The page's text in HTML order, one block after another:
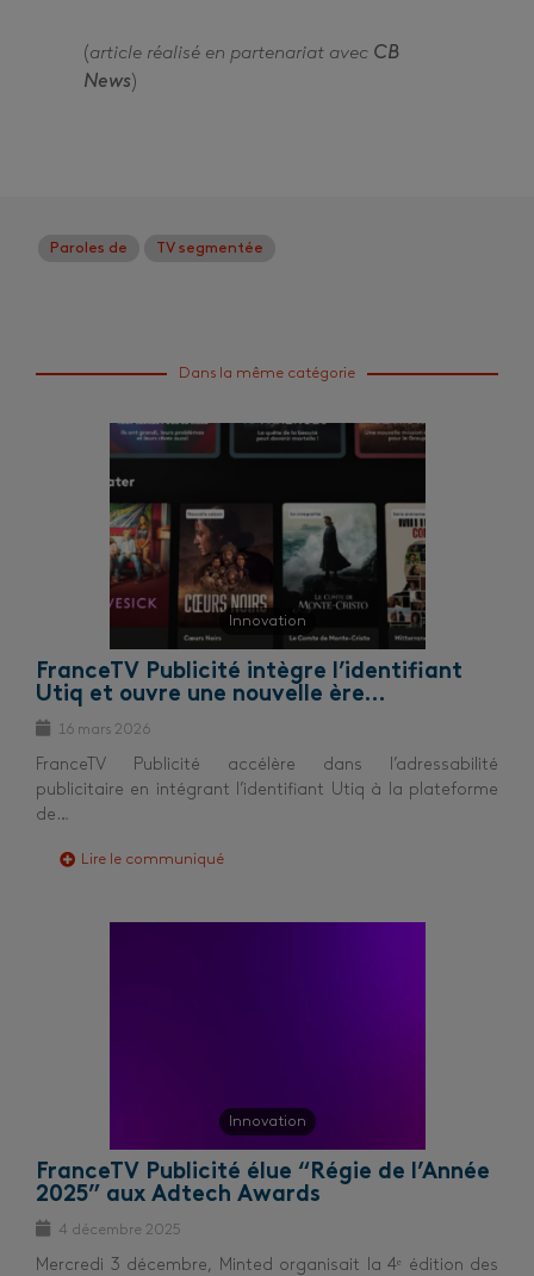
(article réalisé en partenariat avec CB
News)
Paroles de TV segmentée
Dans la même catégorie
Innovation
FranceTV Publicité intègre l’identifiant
Utiq et ouvre une nouvelle ère…
16 mars 2026
FranceTV Publicité accélère dans l’adressabilité
publicitaire en intégrant l’identifiant Utiq à la plateforme
de…
Lire le communiqué
Innovation
FranceTV Publicité élue “Régie de l’Année
2025” aux Adtech Awards
4 décembre 2025
Mercredi 3 décembre, Minted organisait la 4ᵉ édition des